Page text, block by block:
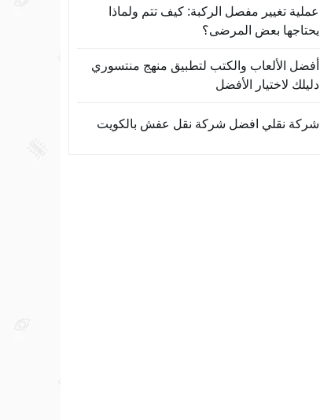
عملية تغيير مفصل الركبة: كيف تتم ولماذا
يحتاجها بعض المرضى؟
أفضل الألعاب والكتب لتطبيق منهج منتسوري
دليلك لاختيار الأفضل
شركة نقلي افضل شركة نقل عفش بالكويت